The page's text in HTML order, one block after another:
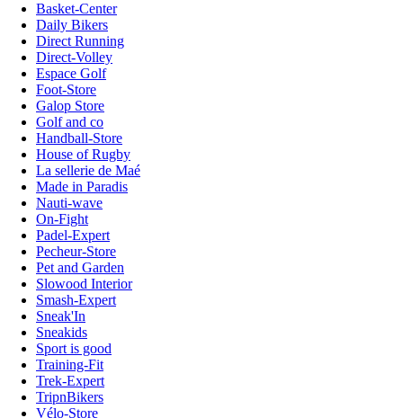
Basket-Center
Daily Bikers
Direct Running
Direct-Volley
Espace Golf
Foot-Store
Galop Store
Golf and co
Handball-Store
House of Rugby
La sellerie de Maé
Made in Paradis
Nauti-wave
On-Fight
Padel-Expert
Pecheur-Store
Pet and Garden
Slowood Interior
Smash-Expert
Sneak'In
Sneakids
Sport is good
Training-Fit
Trek-Expert
TripnBikers
Vélo-Store